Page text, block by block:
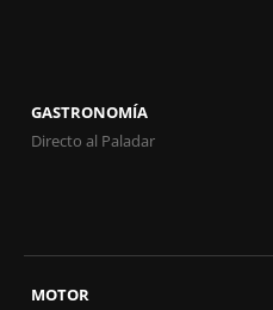
GASTRONOMÍA
Directo al Paladar
MOTOR